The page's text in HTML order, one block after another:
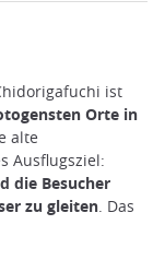
ist
Orte in
alte
Ausflugsziel:
die Besucher
zu gleiten. Das